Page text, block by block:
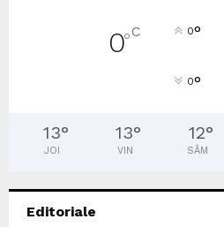
0°C 0°
0°
13°
JOI
13°
VIN
12°
SÂM
Editoriale